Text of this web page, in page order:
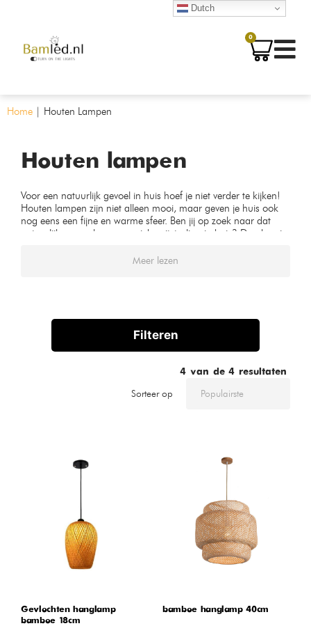
0
Home | Houten Lampen
Houten lampen
Voor een natuurlijk gevoel in huis hoef je niet verder te kijken!
Houten lampen zijn niet alleen mooi, maar geven je huis ook
nog eens een fijne en warme sfeer. Ben jij op zoek naar dat
natuurlijke gevoel en een unieke uitstraling in huis? Dan ben je
ontdek al onze houten lampen.Meer lezen
Filteren
4 van de 4 resultaten
Sorteer op
Gevlochten hanglamp
bamboe 18cm
bamboe hanglamp 40cm
Dutch